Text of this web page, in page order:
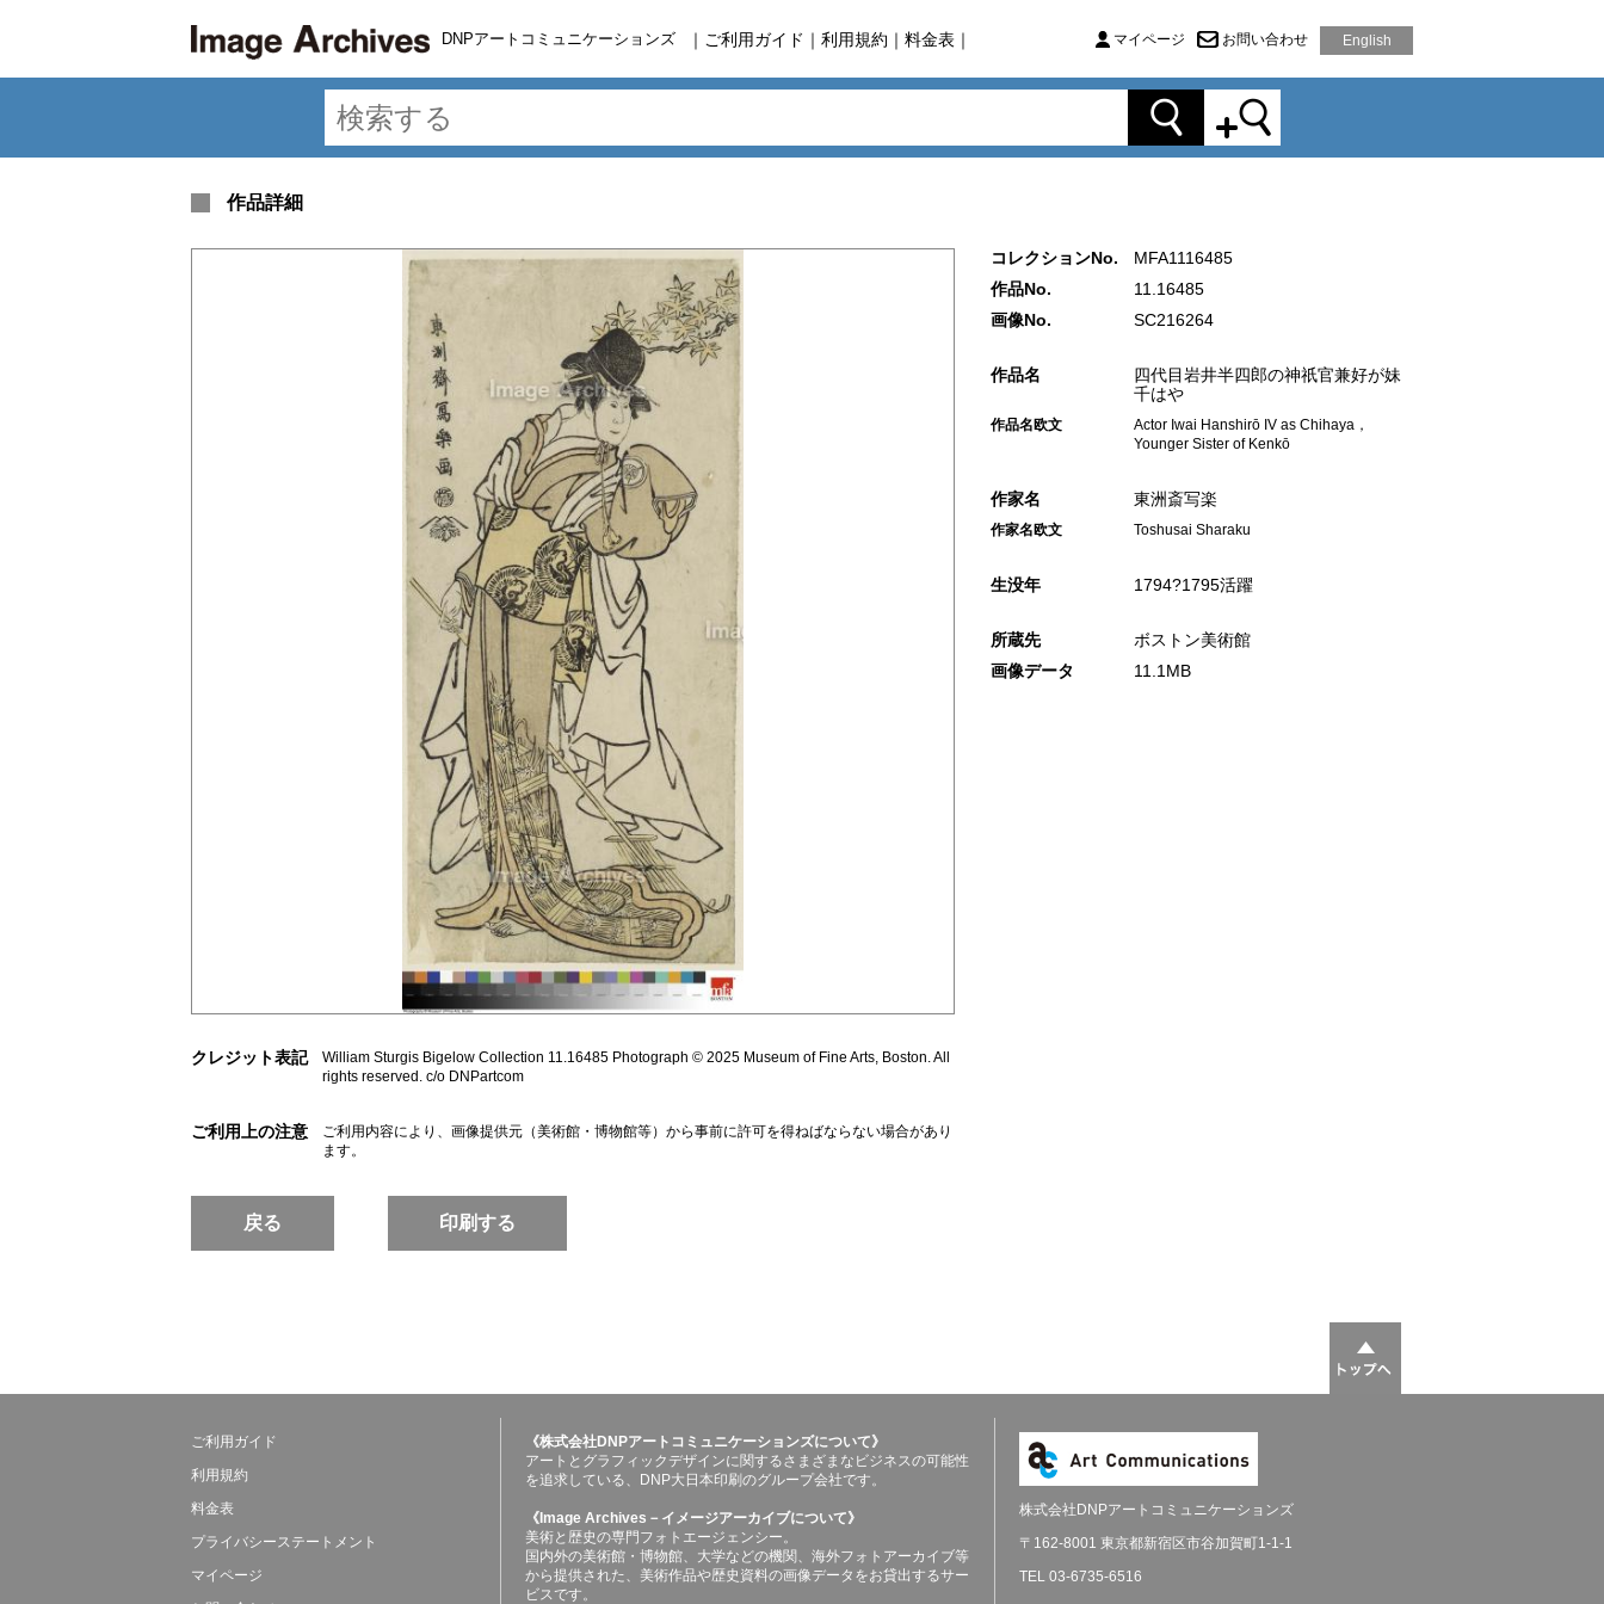
DNPアートコミュニケーションズ ｜ ご利用ガイド ｜ 利用規約 ｜ 料金表 ｜ マイページ お問い合わせ English
作品詳細
クレジット表記
William Sturgis Bigelow Collection 11.16485 Photograph © 2025 Museum of Fine Arts, Boston. All
rights reserved. c/o DNPartcom
ご利用上の注意
ご利用内容により、画像提供元（美術館・博物館等）から事前に許可を得ねばならない場合があり
ます。
戻る 印刷する
コレクションNo.
MFA1116485
作品No.
11.16485
画像No.
SC216264
作品名
四代目岩井半四郎の神祇官兼好が妹
千はや
作品名欧文
Actor Iwai Hanshirō IV as Chihaya，
Younger Sister of Kenkō
作家名 東洲斎写楽
作家名欧文 Toshusai Sharaku
生没年 1794?1795活躍
所蔵先
ボストン美術館
画像データ
11.1MB
ご利用ガイド
利用規約
料金表
プライバシーステートメント
マイページ
《株式会社DNPアートコミュニケーションズについて》
アートとグラフィックデザインに関するさまざまなビジネスの可能性
を追求している、DNP大日本印刷のグループ会社です。
《Image Archives－イメージアーカイブについて》
美術と歴史の専門フォトエージェンシー。
国内外の美術館・博物館、大学などの機関、海外フォトアーカイブ等
から提供された、美術作品や歴史資料の画像データをお貸出するサー
ビスです。
株式会社DNPアートコミュニケーションズ
〒162-8001 東京都新宿区市谷加賀町1-1-1
TEL 03-6735-6516